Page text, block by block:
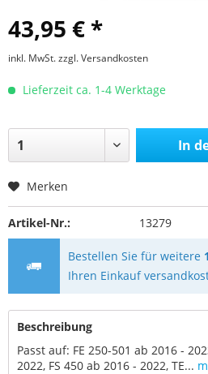
43,95 € *
inkl. MwSt.zzgl. Versandkosten
Lieferzeit ca. 1-4 Werktage
In
Merken
Artikel-Nr.: 13279
Bestellen Sie für weitere
Ihren Einkauf
Beschreibung
Passt auf: FE 250-501 ab 2016 -
2022, FS 450 ab 2016 - 2022, TE...